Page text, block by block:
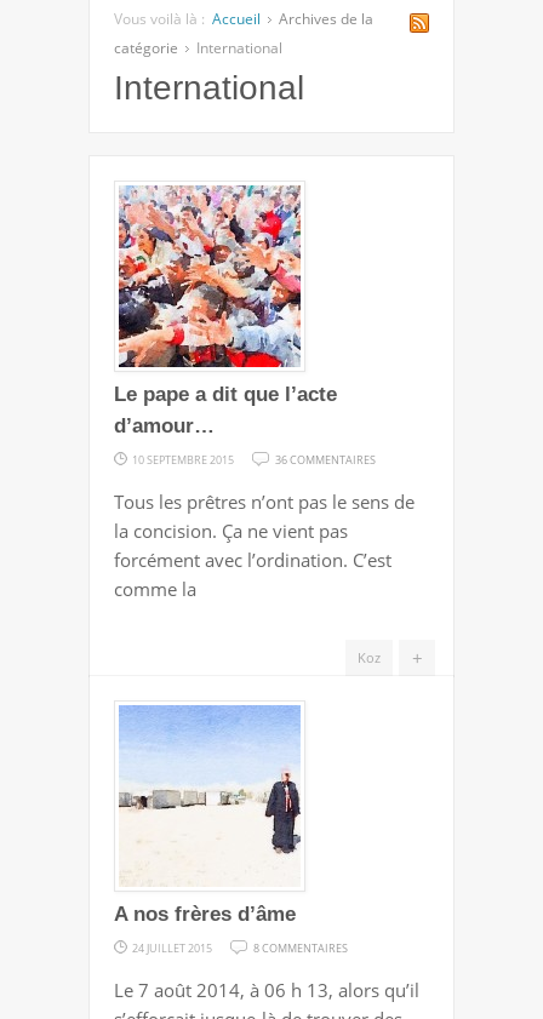
Vous voilà là : Accueil
Archives de la
catégorie
International
International
Le pape a dit que l’acte
d’amour…
10 SEPTEMBRE 2015 36 COMMENTAIRES
PAPE
DIT
D’AMOUR…
Tous les prêtres n’ont pas le sens de
la concision. Ça ne vient pas
forcément avec l’ordination. C’est
comme la
+
Koz
A nos frères d’âme
24 JUILLET 2015 8 COMMENTAIRES
NOS
Le 7 août 2014, à 06 h 13, alors qu’il